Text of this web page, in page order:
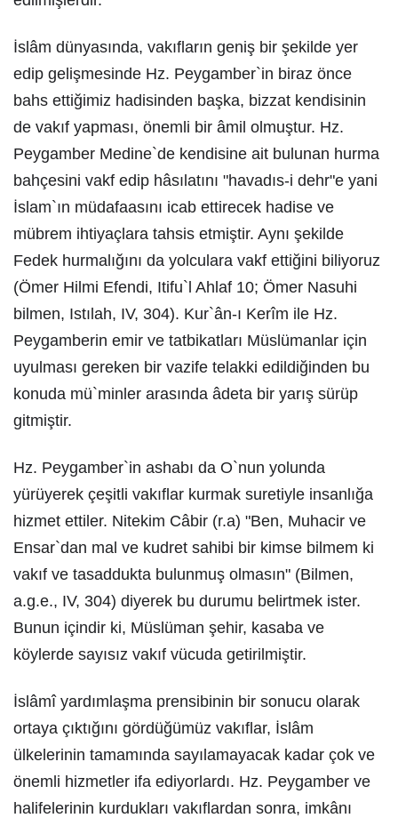
İslâm dünyasında, vakıfların geniş bir şekilde yer
edip gelişmesinde Hz. Peygamber`in biraz önce
bahs ettiğimiz hadisinden başka, bizzat kendisinin
de vakıf yapması, önemli bir âmil olmuştur. Hz.
Peygamber Medine`de kendisine ait bulunan hurma
bahçesini vakf edip hâsılatını "havadıs-i dehr"e yani
İslam`ın müdafaasını icab ettirecek hadise ve
mübrem ihtiyaçlara tahsis etmiştir. Aynı şekilde
Fedek hurmalığını da yolculara vakf ettiğini biliyoruz
(Ömer Hilmi Efendi, Itifu`l Ahlaf 10; Ömer Nasuhi
bilmen, Istılah, IV, 304). Kur`ân-ı Kerîm ile Hz.
Peygamberin emir ve tatbikatları Müslümanlar için
uyulması gereken bir vazife telakki edildiğinden bu
konuda mü`minler arasında âdeta bir yarış sürüp
gitmiştir.
Hz. Peygamber`in ashabı da O`nun yolunda
yürüyerek çeşitli vakıflar kurmak suretiyle insanlığa
hizmet ettiler. Nitekim Câbir (r.a) "Ben, Muhacir ve
Ensar`dan mal ve kudret sahibi bir kimse bilmem ki
vakıf ve tasaddukta bulunmuş olmasın" (Bilmen,
a.g.e., IV, 304) diyerek bu durumu belirtmek ister.
Bunun içindir ki, Müslüman şehir, kasaba ve
köylerde sayısız vakıf vücuda getirilmiştir.
İslâmî yardımlaşma prensibinin bir sonucu olarak
ortaya çıktığını gördüğümüz vakıflar, İslâm
ülkelerinin tamamında sayılamayacak kadar çok ve
önemli hizmetler ifa ediyorlardı. Hz. Peygamber ve
halifelerinin kurdukları vakıflardan sonra, imkânı